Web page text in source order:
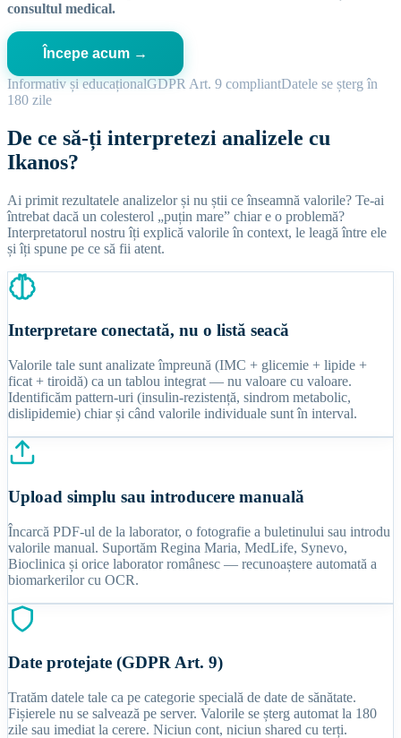
consultul medical.
Începe acum →
Informativ și educaționalGDPR Art. 9 compliantDatele se șterg în
180 zile
De ce să-ți interpretezi analizele cu
Ikanos?
Ai primit rezultatele analizelor și nu știi ce înseamnă valorile? Te-ai
întrebat dacă un colesterol „puțin mare” chiar e o problemă?
Interpretatorul nostru îți explică valorile în context, le leagă între ele
și îți spune pe ce să fii atent.
Interpretare conectată, nu o listă seacă
Valorile tale sunt analizate împreună (IMC + glicemie + lipide +
ficat + tiroidă) ca un tablou integrat — nu valoare cu valoare.
Identificăm pattern-uri (insulin-rezistență, sindrom metabolic,
dislipidemie) chiar și când valorile individuale sunt în interval.
Upload simplu sau introducere manuală
Încarcă PDF-ul de la laborator, o fotografie a buletinului sau introdu
valorile manual. Suportăm Regina Maria, MedLife, Synevo,
Bioclinica și orice laborator românesc — recunoaștere automată a
biomarkerilor cu OCR.
Date protejate (GDPR Art. 9)
Tratăm datele tale ca pe categorie specială de date de sănătate.
Fișierele nu se salvează pe server. Valorile se șterg automat la 180
zile sau imediat la cerere. Niciun cont, niciun shared cu terți.